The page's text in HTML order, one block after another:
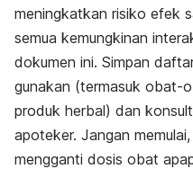
meningkatkan risiko efek
semua kemungkinan
dokumen ini. Simpan
gunakan (termasuk obat-
produk herbal) dan
apoteker. Jangan
mengganti dosis obat